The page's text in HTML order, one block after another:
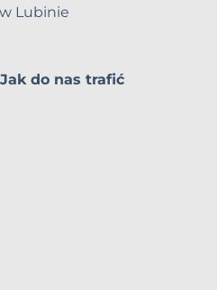
w Lubinie
Jak do nas trafić